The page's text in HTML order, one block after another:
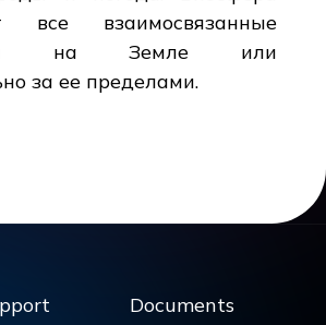
все взаимосвязанные
на Земле или
за ее пределами.
Documents